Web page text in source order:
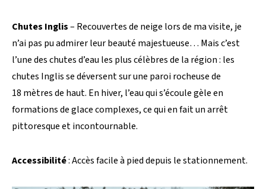
Chutes Inglis– Recouvertes de neige lors de ma visite, je
n’ai pas pu admirer leur beauté majestueuse… Mais c’est
l’une des chutes d’eau les plus célèbres de la région : les
chutes Inglis se déversent sur une paroi rocheuse de
18 mètres de haut. En hiver, l’eau qui s’écoule gèle en
formations de glace complexes, ce qui en fait un arrêt
pittoresque et incontournable.
Accessibilité: Accès facile à pied depuis le stationnement.